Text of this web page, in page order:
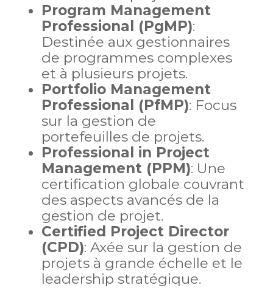
Program Management
Professional (PgMP):
Destinée aux gestionnaires
de programmes complexes
et à plusieurs projets.
Portfolio Management
Professional (PfMP): Focus
sur la gestion de
portefeuilles de projets.
Professional in Project
Management (PPM): Une
certification globale couvrant
des aspects avancés de la
gestion de projet.
Certified Project Director
(CPD): Axée sur la gestion de
projets à grande échelle et le
leadership stratégique.